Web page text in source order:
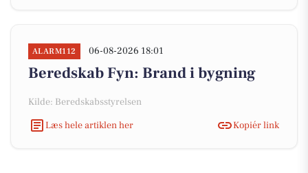
ALARM112 06-08-2026 18:01
Beredskab Fyn: Brand i bygning
Kilde: Beredskabsstyrelsen
Læs hele artiklen her
Kopiér link